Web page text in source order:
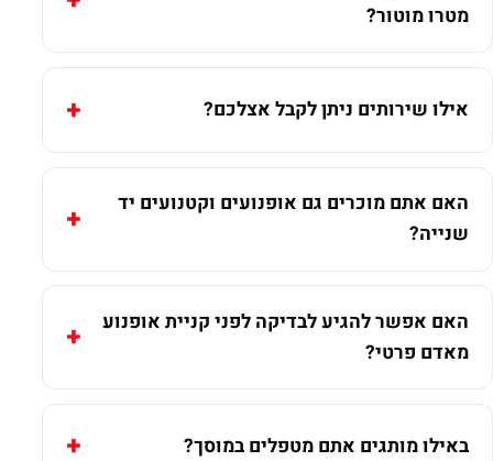
מטרו מוטור?
אילו שירותים ניתן לקבל אצלכם?
האם אתם מוכרים גם אופנועים וקטנועים יד
שנייה?
האם אפשר להגיע לבדיקה לפני קניית אופנוע
מאדם פרטי?
באילו מותגים אתם מטפלים במוסך?